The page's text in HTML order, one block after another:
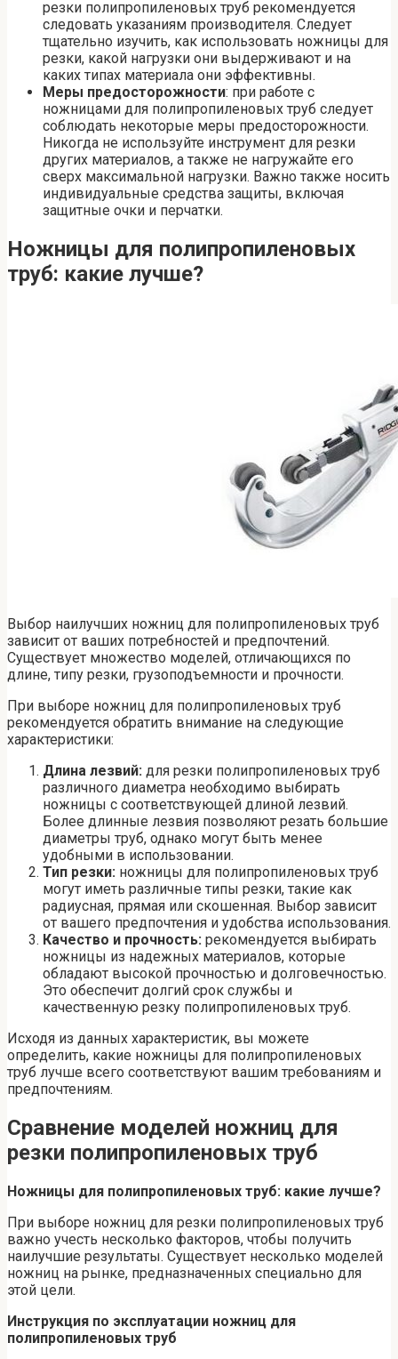
резки полипропиленовых труб рекомендуется
следовать указаниям производителя. Следует
тщательно изучить, как использовать ножницы для
резки, какой нагрузки они выдерживают и на
каких типах материала они эффективны.
Меры предосторожности: при работе с
ножницами для полипропиленовых труб следует
соблюдать некоторые меры предосторожности.
Никогда не используйте инструмент для резки
других материалов, а также не нагружайте его
сверх максимальной нагрузки. Важно также носить
индивидуальные средства защиты, включая
защитные очки и перчатки.
Ножницы для полипропиленовых
труб: какие лучше?
Выбор наилучших ножниц для полипропиленовых труб
зависит от ваших потребностей и предпочтений.
Существует множество моделей, отличающихся по
длине, типу резки, грузоподъемности и прочности.
При выборе ножниц для полипропиленовых труб
рекомендуется обратить внимание на следующие
характеристики:
Длина лезвий: для резки полипропиленовых труб
различного диаметра необходимо выбирать
ножницы с соответствующей длиной лезвий.
Более длинные лезвия позволяют резать большие
диаметры труб, однако могут быть менее
удобными в использовании.
Тип резки: ножницы для полипропиленовых труб
могут иметь различные типы резки, такие как
радиусная, прямая или скошенная. Выбор зависит
от вашего предпочтения и удобства использования.
Качество и прочность: рекомендуется выбирать
ножницы из надежных материалов, которые
обладают высокой прочностью и долговечностью.
Это обеспечит долгий срок службы и
качественную резку полипропиленовых труб.
Исходя из данных характеристик, вы можете
определить, какие ножницы для полипропиленовых
труб лучше всего соответствуют вашим требованиям и
предпочтениям.
Сравнение моделей ножниц для
резки полипропиленовых труб
Ножницы для полипропиленовых труб: какие лучше?
При выборе ножниц для резки полипропиленовых труб
важно учесть несколько факторов, чтобы получить
наилучшие результаты. Существует несколько моделей
ножниц на рынке, предназначенных специально для
этой цели.
Инструкция по эксплуатации ножниц для
полипропиленовых труб